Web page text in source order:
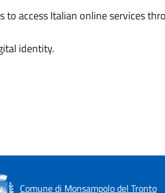
to access Italian online services
identity.
Comune di Monsampolo del Tronto